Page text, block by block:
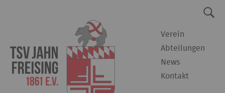
Verein
Abteilungen
News
Kontakt